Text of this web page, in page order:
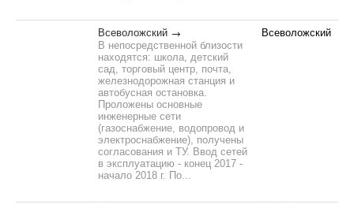
Всеволожский
В непосредственной близости
находятся: школа, детский
сад, торговый центр, почта,
железнодорожная станция и
автобусная остановка.
Проложены основные
инженерные сети
(газоснабжение, водопровод и
электроснабжение), получены
согласования и ТУ. Ввод сетей
в эксплуатацию - конец 2017 -
начало 2018 г. По...
Всеволожский